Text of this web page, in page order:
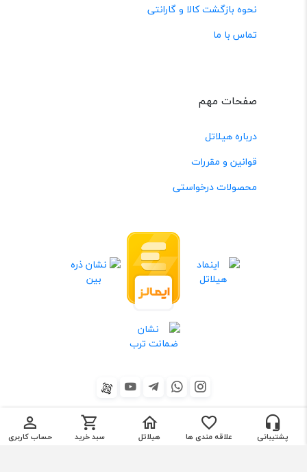
تماس با ما پشتیبانی علاقه مندی ها هیلاتل سبد خرید حساب کاربری
نحوه بازگشت کالا و گارانتی
تماس با ما
صفحات مهم
درباره هیلاتل
قوانین و مقررات
محصولات درخواستی
©تمامی حقوق متعلق به شرکت شهر جانبی هیلاتل می باشد.